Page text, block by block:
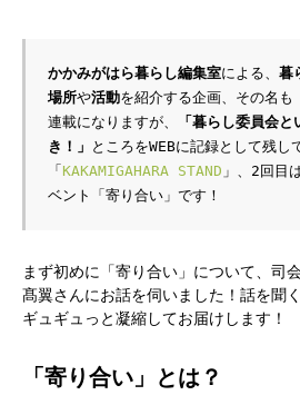
かかみがはら暮らし編集室による、 暮
場所や活動を紹介する企画、その名も
連載になりますが、
「暮らし委員会
き！」 ところをWEBに記録として残し
「 KAKAMIGAHARA STAND 」、2回目
ベント「寄り合い」です！
まず初めに「寄り合い」について、司
髙翼さんにお話を伺いました！話を聞
ギュギュっと凝縮してお届けします！
「寄り合い」とは？